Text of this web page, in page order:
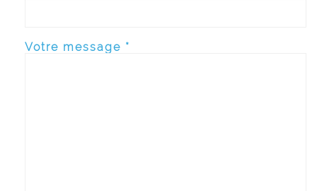
Votre message *